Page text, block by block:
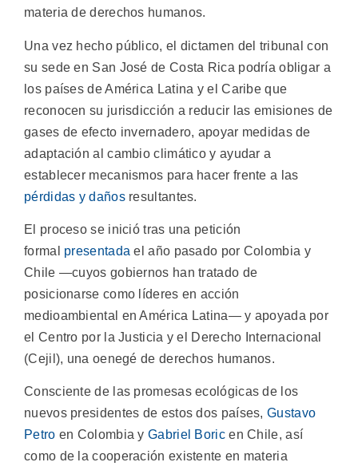
materia de derechos humanos.
Una vez hecho público, el dictamen del tribunal con
su sede en San José de Costa Rica podría obligar a
los países de América Latina y el Caribe que
reconocen su jurisdicción a reducir las emisiones de
gases de efecto invernadero, apoyar medidas de
adaptación al cambio climático y ayudar a
establecer mecanismos para hacer frente a las
pérdidas y dañosresultantes.
El proceso se inició tras una petición
formal presentada el año pasado por Colombia y
Chile ―cuyos gobiernos han tratado de
posicionarse como líderes en acción
medioambiental en América Latina― y apoyada por
el Centro por la Justicia y el Derecho Internacional
(Cejil), una oenegé de derechos humanos.
Consciente de las promesas ecológicas de los
nuevos presidentes de estos dos países, Gustavo
Petro en Colombia yGabriel Boricen Chile, así
como de la cooperación existente en materia